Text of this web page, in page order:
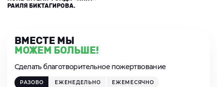
РАИЛЯ БИКТАГИРОВА.
ВМЕСТЕ МЫ
МОЖЕМ БОЛЬШЕ!
Сделать благотворительное пожертвование
РАЗОВО ЕЖЕНЕДЕЛЬНО ЕЖЕМЕСЯЧНО